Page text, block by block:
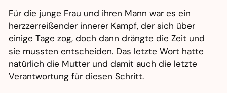
Für die junge Frau und ihren Mann war es ein
herzzerreißender innerer Kampf, der sich über
einige Tage zog, doch dann drängte die Zeit und
sie mussten entscheiden. Das letzte Wort hatte
natürlich die Mutter und damit auch die letzte
Verantwortung für diesen Schritt.